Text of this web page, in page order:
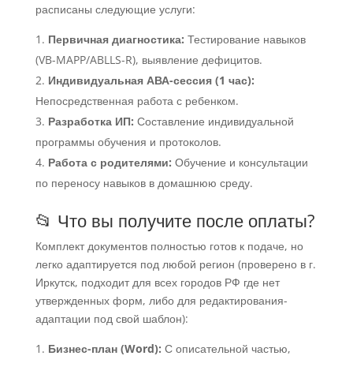
расписаны следующие услуги:
Первичная диагностика: Тестирование навыков
(VB-MAPP/ABLLS-R), выявление дефицитов.
Индивидуальная АВА-сессия (1 час):
Непосредственная работа с ребенком.
Разработка ИП: Составление индивидуальной
программы обучения и протоколов.
Работа с родителями: Обучение и консультации
по переносу навыков в домашнюю среду.
📂 Что вы получите после оплаты?
Комплект документов полностью готов к подаче, но
легко адаптируется под любой регион (проверено в г.
Иркутск, подходит для всех городов РФ где нет
утвержденных форм, либо для редактирования-
адаптации под свой шаблон):
Бизнес-план (Word): С описательной частью,